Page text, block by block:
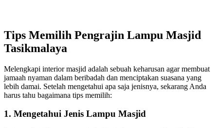
Tips Memilih Pengrajin Lampu Masjid
Tasikmalaya
Melengkapi interior masjid adalah sebuah keharusan agar membuat
jamaah nyaman dalam beribadah dan menciptakan suasana yang
lebih damai. Setelah mengetahui apa saja jenisnya, sekarang Anda
harus tahu bagaimana tips memilih:
1. Mengetahui Jenis Lampu Masjid